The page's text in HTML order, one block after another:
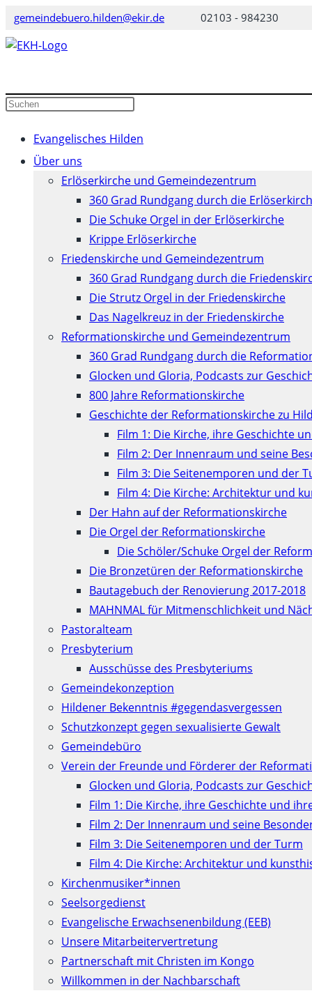
Zum
springen
gemeindebuero.hilden@ekir.de 02103 - 984230
Diese
durchsuchen
Press
to
search
panel.
Evangelisches Hilden
Über uns
Erlöserkirche und Gemeindezentrum
360 Grad Rundgang durch die
Die Schuke Orgel in der Erlöserkirche
Krippe Erlöserkirche
Friedenskirche und Gemeindezentrum
360 Grad Rundgang durch die
Die Strutz Orgel in der Friedenskirche
Das Nagelkreuz in der Friedenskirche
Reformationskirche und Gemeindezentrum
360 Grad Rundgang durch die
Glocken und Gloria, Podcasts zur
800 Jahre Reformationskirche
Geschichte der Reformationskirche zu
Film 1: Die Kirche, ihre Geschichte
Film 2: Der Innenraum und seine
Film 3: Die Seitenemporen und der
Film 4: Die Kirche: Architektur und
Der Hahn auf der Reformationskirche
Die Orgel der Reformationskirche
Die Schöler/Schuke Orgel der
Die Bronzetüren der Reformationskirche
Bautagebuch der Renovierung 2017-2018
MAHNMAL für Mitmenschlichkeit und
Pastoralteam
Presbyterium
Ausschüsse des Presbyteriums
Gemeindekonzeption
Hildener Bekenntnis #gegendasvergessen
Schutzkonzept gegen sexualisierte Gewalt
Gemeindebüro
Verein der Freunde und Förderer der
Glocken und Gloria, Podcasts zur
Film 1: Die Kirche, ihre Geschichte und
Film 2: Der Innenraum und seine
Film 3: Die Seitenemporen und der Turm
Film 4: Die Kirche: Architektur und
Kirchenmusiker*innen
Seelsorgedienst
Evangelische Erwachsenenbildung (EEB)
Unsere Mitarbeitervertretung
Partnerschaft mit Christen im Kongo
Willkommen in der Nachbarschaft